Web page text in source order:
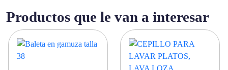
Productos que le van a interesar